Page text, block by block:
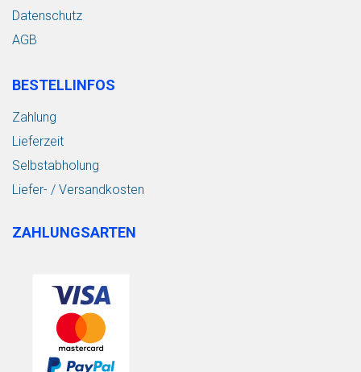
Datenschutz
AGB
BESTELLINFOS
Zahlung
Lieferzeit
Selbstabholung
Liefer- / Versandkosten
ZAHLUNGSARTEN